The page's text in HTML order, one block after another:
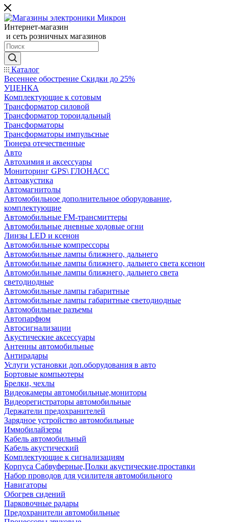
Интернет-магазин
и сеть розничных магазинов
Каталог
Весеннее обострение Скидки до 25%
УЦЕНКА
Комплектующие к сотовым
Трансформатор силовой
Трансформатор тороидальный
Трансформаторы
Трансформаторы импульсные
Тюнера отечественные
Авто
Автохимия и аксессуары
Мониторинг GPS\ ГЛОНАСС
Автоакустика
Автомагнитолы
Автомобильное дополнительное оборудование,
комплектующие
Автомобильные FM-трансмиттеры
Автомобильные дневные ходовые огни
Линзы LED и ксенон
Автомобильные компрессоры
Автомобильные лампы ближнего, дальнего
Автомобильные лампы ближнего, дальнего света ксенон
Автомобильные лампы ближнего, дальнего света
светодиодные
Автомобильные лампы габаритные
Автомобильные лампы габаритные светодиодные
Автомобильные разъемы
Автопарфюм
Автосигнализации
Акустические аксессуары
Антенны автомобильные
Антирадары
Услуги установки доп.оборудования в авто
Бортовые компьютеры
Брелки, чехлы
Видеокамеры автомобильные,мониторы
Видеорегистраторы автомобильные
Держатели предохранителей
Зарядное устройство автомобильные
Иммобилайзеры
Кабель автомобильный
Кабель акустический
Комплектующие к сигнализациям
Корпуса Сабвуферные,Полки акустические,проставки
Набор проводов для усилителя автомобильного
Навигаторы
Обогрев сидений
Парковочные радары
Предохранители автомобильные